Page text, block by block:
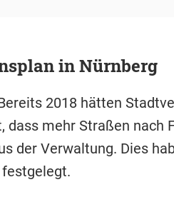
in Nürnberg
2018 hätten
mehr Straßen nach
der Verwaltung. Dies